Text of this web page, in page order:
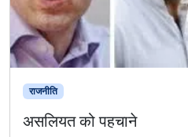
राजनीति
असलियत को पहचाने